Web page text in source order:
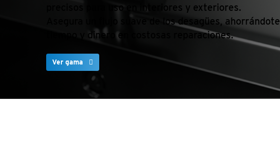
precisos para uso en interiores y exteriores.
Asegura un flujo suave de los desagües, ahorrándote
tiempo y dinero en costosas reparaciones.
Ver gama